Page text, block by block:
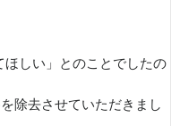
ほしい」とのことでしたの
除去させていただきまし